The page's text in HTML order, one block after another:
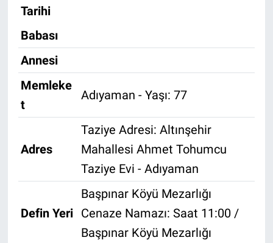
Tarihi
Babası
Annesi
Memleke
t
Adıyaman - Yaşı: 77
Adres
Taziye Adresi: Altınşehir
Mahallesi Ahmet Tohumcu
Taziye Evi - Adıyaman
Defin Yeri
Başpınar Köyü Mezarlığı
Cenaze Namazı: Saat 11:00 /
Başpınar Köyü Mezarlığı
Eğitim
Ekonomi
Yaşam
BİLİM VE TEKNOLOJİ
Şambayat Haber